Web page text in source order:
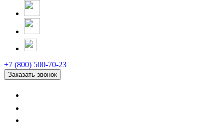
+7 (800) 500-70-23
Заказать звонок